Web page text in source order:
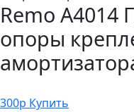
Remo A4014
опоры
300р Купить